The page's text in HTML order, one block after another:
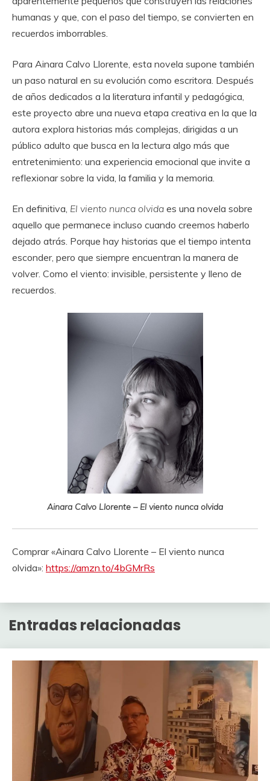
humanas y que, con el paso del tiempo, se convierten en
recuerdos imborrables.
Para Ainara Calvo Llorente, esta novela supone también
un paso natural en su evolución como escritora. Después
de años dedicados a la literatura infantil y pedagógica,
este proyecto abre una nueva etapa creativa en la que la
autora explora historias más complejas, dirigidas a un
público adulto que busca en la lectura algo más que
entretenimiento: una experiencia emocional que invite a
reflexionar sobre la vida, la familia y la memoria.
En definitiva, El viento nunca olvida es una novela sobre
aquello que permanece incluso cuando creemos haberlo
dejado atrás. Porque hay historias que el tiempo intenta
esconder, pero que siempre encuentran la manera de
volver. Como el viento: invisible, persistente y lleno de
recuerdos.
Ainara Calvo Llorente – El viento nunca olvida
Comprar «Ainara Calvo Llorente – El viento nunca
olvida»: https://amzn.to/4bGMrRs
Entradas relacionadas